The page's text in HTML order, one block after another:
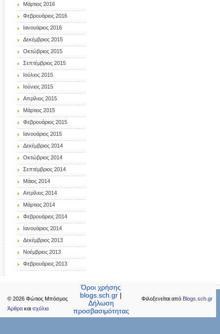
Μάρτιος 2016
Φεβρουάριος 2016
Ιανουάριος 2016
Δεκέμβριος 2015
Οκτώβριος 2015
Σεπτέμβριος 2015
Ιούλιος 2015
Ιούνιος 2015
Απρίλιος 2015
Μάρτιος 2015
Φεβρουάριος 2015
Ιανουάριος 2015
Δεκέμβριος 2014
Οκτώβριος 2014
Σεπτέμβριος 2014
Μάιος 2014
Απρίλιος 2014
Μάρτιος 2014
Φεβρουάριος 2014
Ιανουάριος 2014
Δεκέμβριος 2013
Νοέμβριος 2013
Φεβρουάριος 2013
© 2026 Φώτιoς Μπόσμος
Άρθρα και σχόλια
Φιλοξενείται από Blogs.sch.gr
Όροι χρήσης
blogs.sch.gr |
Δήλωση
προσβασιμότητας